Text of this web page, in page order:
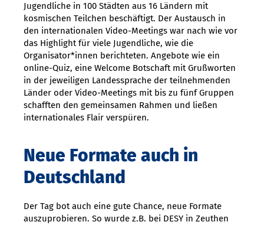
Jugendliche in 100 Städten aus 16 Ländern mit
kosmischen Teilchen beschäftigt. Der Austausch in
den internationalen Video-Meetings war nach wie vor
das Highlight für viele Jugendliche, wie die
Organisator*innen berichteten. Angebote wie ein
online-Quiz, eine Welcome Botschaft mit Grußworten
in der jeweiligen Landessprache der teilnehmenden
Länder oder Video-Meetings mit bis zu fünf Gruppen
schafften den gemeinsamen Rahmen und ließen
internationales Flair verspüren.
Neue Formate auch in
Deutschland
Der Tag bot auch eine gute Chance, neue Formate
auszuprobieren. So wurde z.B. bei DESY in Zeuthen